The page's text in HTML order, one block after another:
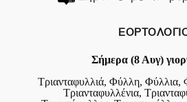
Σήμερα (8 Αυγ)
Τριανταφυλλιά, Φύλλη, Φύλλια,
Τριανταφυλλένια,